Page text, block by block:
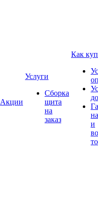
Акции
Услуги
Сборка
щита
на
заказ
Как
и